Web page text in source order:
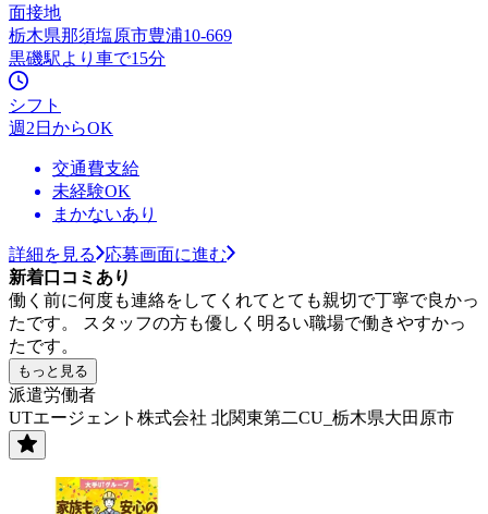
面接地
栃木県那須塩原市豊浦10-669
黒磯駅より車で15分
シフト
週2日からOK
交通費支給
未経験OK
まかないあり
詳細を見る
応募画面に進む
新着口コミあり
働く前に何度も連絡をしてくれてとても親切で丁寧で良かっ
たです。 スタッフの方も優しく明るい職場で働きやすかっ
たです。
もっと見る
派遣労働者
UTエージェント株式会社 北関東第二CU_栃木県大田原市